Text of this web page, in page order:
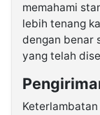
memahami
lebih tenang
dengan benar
yang telah